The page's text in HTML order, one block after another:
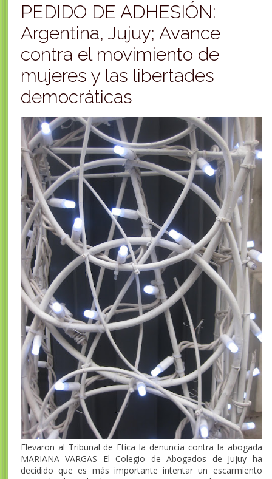
PEDIDO DE ADHESIÓN:
Argentina, Jujuy; Avance
contra el movimiento de
mujeres y las libertades
democráticas
Elevaron al Tribunal de Etica la denuncia contra la abogada
MARIANA VARGAS El Colegio de Abogados de Jujuy ha
decidido que es más importante intentar un escarmiento